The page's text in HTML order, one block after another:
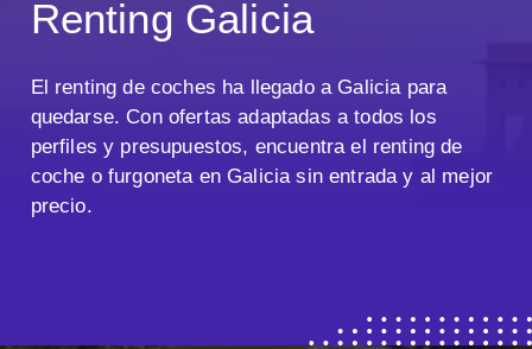
Renting Galicia
El renting de coches ha llegado a Galicia para
quedarse. Con ofertas adaptadas a todos los
perfiles y presupuestos, encuentra el renting de
coche o furgoneta en Galicia sin entrada y al mejor
precio.